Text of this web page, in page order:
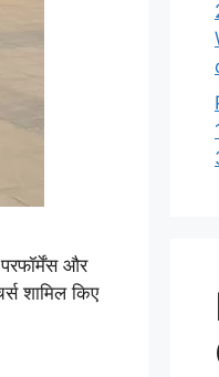
और
शामिल किए